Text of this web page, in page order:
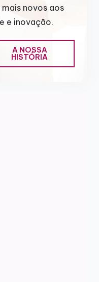
novos aos
e inovação.
A NOSSA
HISTÓRIA